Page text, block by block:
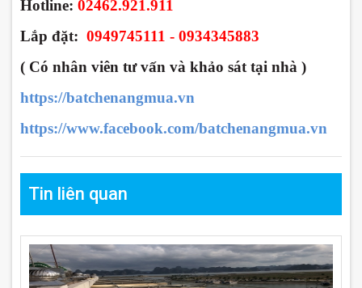
Hotline: 02462.921.911
Lắp đặt: 0949745111 - 0934345883
( Có nhân viên tư vấn và khảo sát tại nhà )
https://batchenangmua.vn
https://www.facebook.com/batchenangmua.vn
Tin liên quan